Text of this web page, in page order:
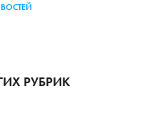
РУБРИК